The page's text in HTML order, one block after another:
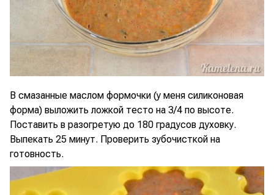
В смазанные маслом формочки (у меня силиконовая
форма) выложить ложкой тесто на 3/4 по высоте.
Поставить в разогретую до 180 градусов духовку.
Выпекать 25 минут. Проверить зубочисткой на
готовность.